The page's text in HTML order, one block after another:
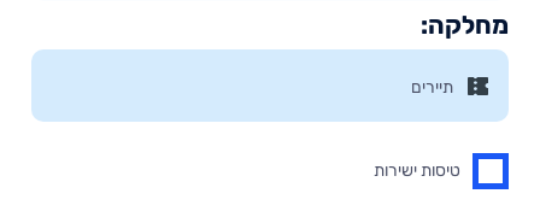
מחלקה:
טיסות ישירות